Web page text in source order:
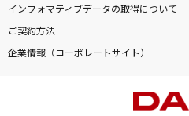
インフォマティブデータの取得について
ご契約方法
企業情報（コーポレートサイト）